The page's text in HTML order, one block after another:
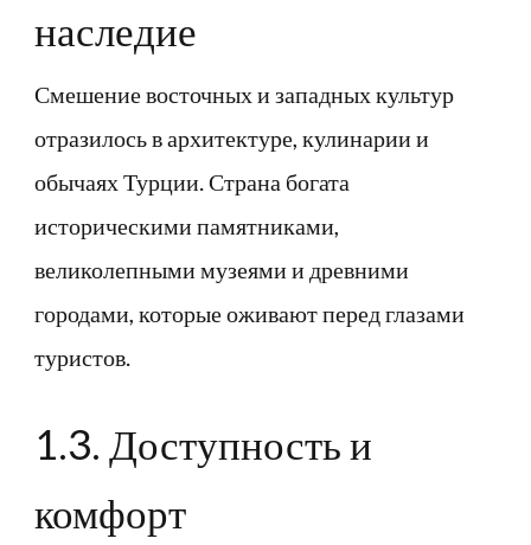
наследие
Смешение восточных и западных культур
отразилось в архитектуре, кулинарии и
обычаях Турции. Страна богата
историческими памятниками,
великолепными музеями и древними
городами, которые оживают перед глазами
туристов.
1.3. Доступность и
комфорт